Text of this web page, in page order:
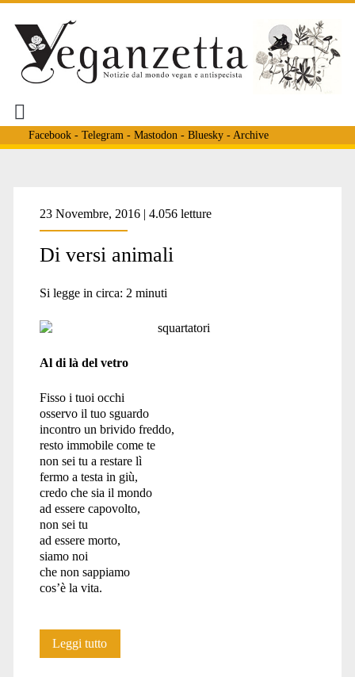
Facebook- Telegram - Mastodon - Bluesky- Archive
<span>poeti
antispecisti</span>
23 Novembre, 2016 | 4.056 letture
Di versi animali
Si legge in circa: 2 minuti
Al di là del vetro
Fisso i tuoi occhi
osservo il tuo sguardo
incontro un brivido freddo,
resto immobile come te
non sei tu a restare lì
fermo a testa in giù,
credo che sia il mondo
ad essere capovolto,
non sei tu
ad essere morto,
siamo noi
che non sappiamo
cos’è la vita.
Leggi tuttoDi